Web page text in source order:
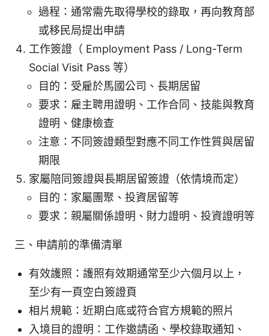
過程：通常需先取得學校的錄取，再向教育部
或移民局提出申請
工作簽證（ Employment Pass / Long-Term
Social Visit Pass 等）
目的：受雇於馬國公司、長期居留
要求：雇主聘用證明、工作合同、技能與教育
證明、健康檢查
注意：不同簽證類型對應不同工作性質與居留
期限
家屬陪同簽證與長期居留簽證（依情境而定）
目的：家屬團聚、投資居留等
要求：親屬關係證明、財力證明、投資證明等
三、申請前的準備清單
有效護照：護照有效期通常至少六個月以上，
至少有一頁空白簽證頁
相片規範：近期白底或符合官方規範的照片
入境目的證明：工作邀請函、學校錄取通知、